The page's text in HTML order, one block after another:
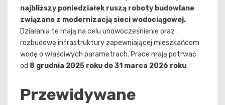
najbliższy poniedziałek ruszą roboty budowlane
związane z modernizacją sieci wodociągowej.
Działania te mają na celu unowocześnienie oraz
rozbudowę infrastruktury zapewniającej mieszkańcom
wodę o właściwych parametrach. Prace mają potrwać
od 8 grudnia 2025 roku do 31 marca 2026 roku.
Przewidywane